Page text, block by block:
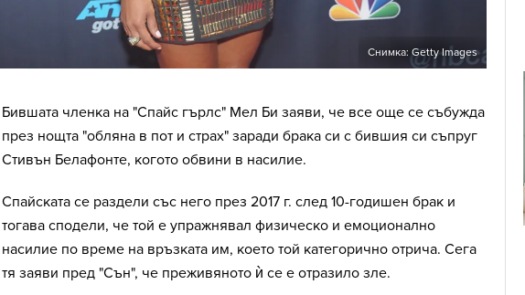
Снимка: Getty Images
Бившата членка на "Спайс гърлс" Мел Би заяви, че все още се събужда
през нощта "обляна в пот и страх" заради брака си с бившия си съпруг
Стивън Белафонте, когото обвини в насилие.
Спайската се раздели със него през 2017 г. след 10-годишен брак и
тогава сподели, че той е упражнявал физическо и емоционално
насилие по време на връзката им, което той категорично отрича. Сега
тя заяви пред "Сън", че преживяното ѝ се е отразило зле.